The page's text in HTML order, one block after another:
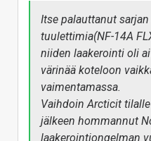
Itse palauttanut
tuulettimia(NF-14A
niiden laakerointi oli
värinää koteloon
vaimentamassa.
Vaihdoin Arcticit
jälkeen hommannut
laakerointiongelman